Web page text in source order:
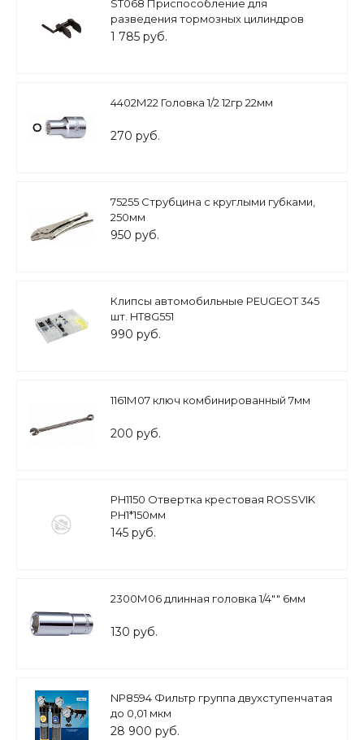
ST068 Приспособление для
разведения тормозных цилиндров
1 785 руб.
4402М22 Головка 1/2 12гр 22мм
270 руб.
75255 Струбцина с круглыми губками,
250мм
950 руб.
Клипсы автомобильные PEUGEOT 345
шт. HT8G551
990 руб.
1161М07 ключ комбинированный 7мм
200 руб.
PH1150 Отвертка крестовая ROSSVIK
PH1*150мм
145 руб.
2300М06 длинная головка 1/4"" 6мм
130 руб.
NP8594 Фильтр группа двухступенчатая
до 0,01 мкм
28 900 руб.